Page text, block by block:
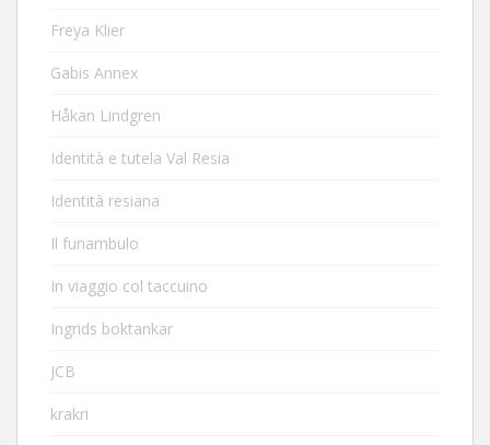
Freya Klier
Gabis Annex
Håkan Lindgren
Identità e tutela Val Resia
Identità resiana
Il funambulo
In viaggio col taccuino
Ingrids boktankar
JCB
krakri